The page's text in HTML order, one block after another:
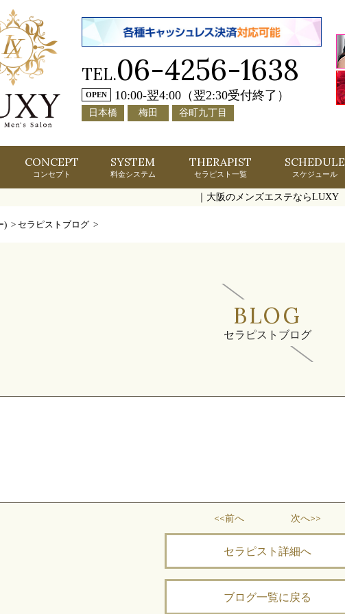
TEL.06-4256-1638
OPEN 10:00-翌4:00（翌2:30受付終了）
日本橋 梅田 谷町九丁目
CONCEPT
コンセプト
SYSTEM
料金システム
THERAPIST
セラピスト一覧
SCHEDULE
スケジュール
｜大阪のメンズエステならLUXY
) > セラピストブログ >
BLOG
セラピストブログ
<<前へ 次へ>>
セラピスト詳細へ
ブログ一覧に戻る